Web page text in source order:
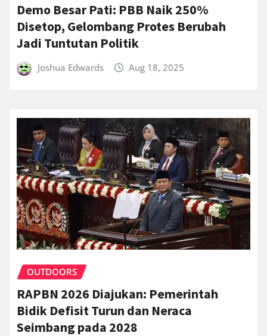
Demo Besar Pati: PBB Naik 250%
Disetop, Gelombang Protes Berubah
Jadi Tuntutan Politik
Joshua Edwards Aug 18, 2025
OUTDOORS
RAPBN 2026 Diajukan: Pemerintah
Bidik Defisit Turun dan Neraca
Seimbang pada 2028